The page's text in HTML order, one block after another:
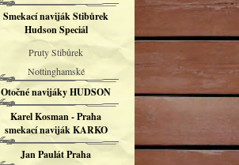
Smekací naviják Stibůrek
Hudson Speciál
Pruty Stibůrek
Nottinghamské
Otočné navijáky HUDSON
Karel Kosman - Praha
smekací naviják KARKO
Jan Paulát Praha